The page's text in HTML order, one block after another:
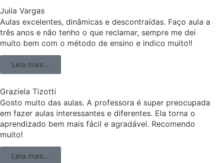
Juiia Vargas
Aulas excelentes, dinâmicas e descontraídas. Faço aula a
três anos e não tenho o que reclamar, sempre me dei
muito bem com o método de ensino e indico muito!!
Leia mais...
Graziela Tizotti
Gosto muito das aulas. A professora é super preocupada
em fazer aulas interessantes e diferentes. Ela torna o
aprendizado bem mais fácil e agradável. Recomendo
muito!
Leia mais...